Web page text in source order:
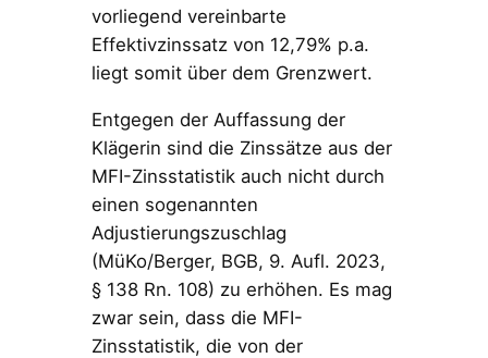
vorliegend vereinbarte
Effektivzinssatz von 12,79% p.a.
liegt somit über dem Grenzwert.
Entgegen der Auffassung der
Klägerin sind die Zinssätze aus der
MFI-Zinsstatistik auch nicht durch
einen sogenannten
Adjustierungszuschlag
(MüKo/Berger, BGB, 9. Aufl. 2023,
§ 138 Rn. 108) zu erhöhen. Es mag
zwar sein, dass die MFI-
Zinsstatistik, die von der